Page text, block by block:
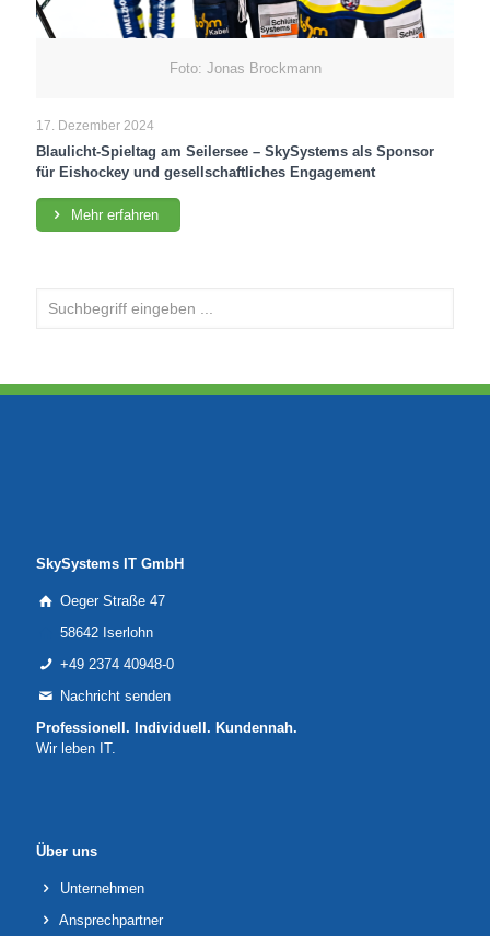
Foto: Jonas Brockmann
17. Dezember 2024
Blaulicht-Spieltag am Seilersee – SkySystems als Sponsor
für Eishockey und gesellschaftliches Engagement
Mehr erfahren
SkySystems IT GmbH
Oeger Straße 47
58642 Iserlohn
+49 2374 40948-0
Nachricht senden
Professionell. Individuell. Kundennah.
Wir leben IT.
Über uns
Unternehmen
Ansprechpartner